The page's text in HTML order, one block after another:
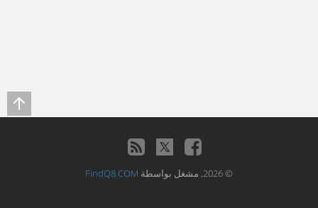
© 2026, مشغل بواسطة FindQ8.COM